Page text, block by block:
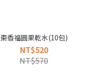
棗香福圓果乾水(10包)
NT$520
NT$570